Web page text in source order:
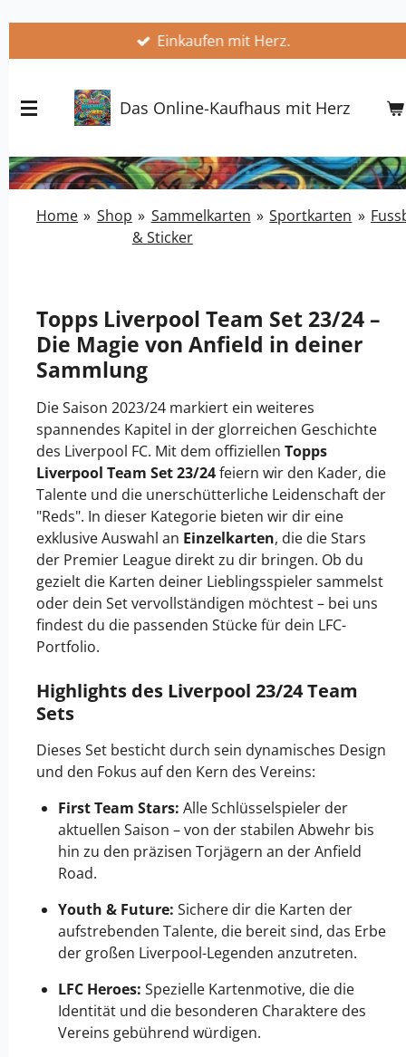
springen
Einkaufen mit Herz.
Das Online-Kaufhaus mit Herz
Home » Shop » Sammelkarten
& Sticker
» Sportkarten »
Topps Liverpool Team Set 23/24 –
Die Magie von Anfield in deiner
Sammlung
Die Saison 2023/24 markiert ein weiteres
spannendes Kapitel in der glorreichen Geschichte
des Liverpool FC. Mit dem offiziellen Topps
Liverpool Team Set 23/24feiern wir den Kader, die
Talente und die unerschütterliche Leidenschaft der
"Reds". In dieser Kategorie bieten wir dir eine
exklusive Auswahl an Einzelkarten, die die Stars
der Premier League direkt zu dir bringen. Ob du
gezielt die Karten deiner Lieblingsspieler sammelst
oder dein Set vervollständigen möchtest – bei uns
findest du die passenden Stücke für dein LFC-
Portfolio.
Highlights des Liverpool 23/24 Team
Sets
Dieses Set besticht durch sein dynamisches Design
und den Fokus auf den Kern des Vereins:
First Team Stars: Alle Schlüsselspieler der
aktuellen Saison – von der stabilen Abwehr bis
hin zu den präzisen Torjägern an der Anfield
Road.
Youth & Future: Sichere dir die Karten der
aufstrebenden Talente, die bereit sind, das Erbe
der großen Liverpool-Legenden anzutreten.
LFC Heroes: Spezielle Kartenmotive, die die
Identität und die besonderen Charaktere des
Vereins gebührend würdigen.